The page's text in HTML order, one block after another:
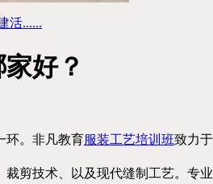
活......
好？
环。非凡教育服装工艺培训班致力
剪技术、以及现代缝制工艺。专